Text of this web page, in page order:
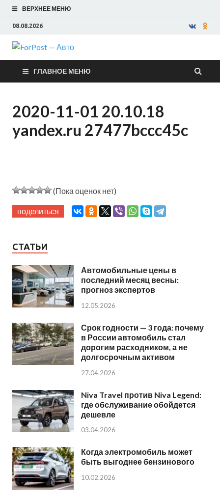
ВЕРХНЕЕ МЕНЮ
08.08.2026
ForPost —
Авто
ГЛАВНОЕ МЕНЮ
2020-11-01 20.10.18
yandex.ru 27477bccc45c
(Пока оценок нет)
поделиться
СТАТЬИ
Автомобильные цены в
последний месяц весны:
прогноз экспертов
12.05.2026
Срок годности — 3 года: почему
в России автомобиль стал
дорогим расходником, а не
долгосрочным активом
27.04.2026
Niva Travel против Niva Legend:
где обслуживание обойдется
дешевле
03.04.2026
Когда электромобиль может
быть выгоднее бензинового
10.02.2026